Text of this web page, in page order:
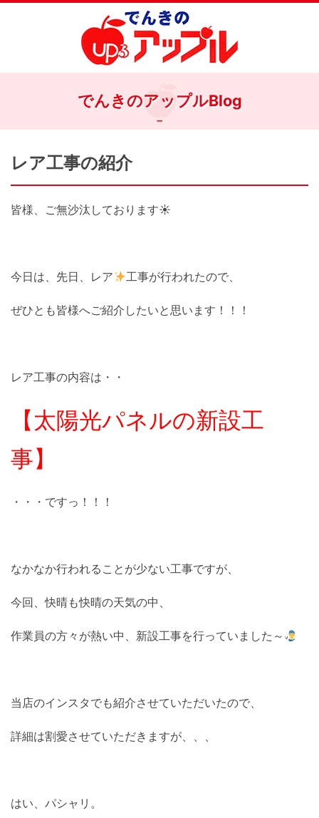
でんきのアップルBlog
レア工事の紹介
皆様、ご無沙汰しております☀
今日は、先日、レア 工事が行われたので、
ぜひとも皆様へご紹介したいと思います！！！
レア工事の内容は・・
【太陽光パネルの新設工
事】
・・・ですっ！！！
なかなか行われることが少ない工事ですが、
今回、快晴も快晴の天気の中、
作業員の方々が熱い中、新設工事を行っていました～
当店のインスタでも紹介させていただいたので、
詳細は割愛させていただきますが、、、
はい、パシャリ。